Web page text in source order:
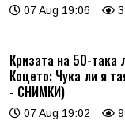
07 Aug 19:06
Кризата на 50-така
Коцето: Чука ли я
- СНИМКИ)
07 Aug 19:02